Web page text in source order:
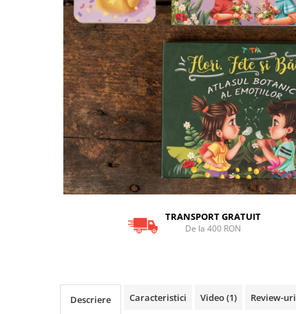
Colecția Păcălici
TOATE JOCURILE
TRANSPORT GRATUIT
De la 400 RON
Descriere Caracteristici Video(1) Review-uri